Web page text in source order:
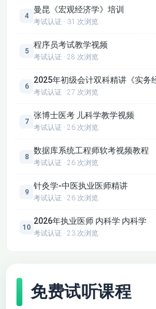
第十六章 第二节 重
要性
对评估的风险采取的
应对措施（2）
第十七章 第一节 审
（2）
联方的审计（2）
次接受委托时对期初
余额的审计
4
曼昆《宏观经济学》培训
考试认证 · 31 次浏览
5
程序员考试教学视频
考试认证 · 28 次浏览
6
2025年初级会计双科精讲《实务
考试认证 · 27 次浏览
7
张博士医考 儿科学教学视频
考试认证 · 26 次浏览
8
数据库系统工程师软考视频教程
考试认证 · 26 次浏览
9
针灸学-中医执业医师精讲
考试认证 · 26 次浏览
10
2026年执业医师 内科学 内科学
考试认证 · 23 次浏览
免费试听课程